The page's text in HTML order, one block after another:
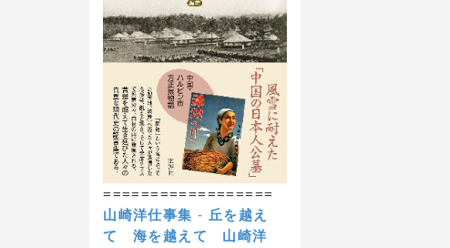
==================
山崎洋仕事集 - 丘を越え
て 海を越えて
山崎洋